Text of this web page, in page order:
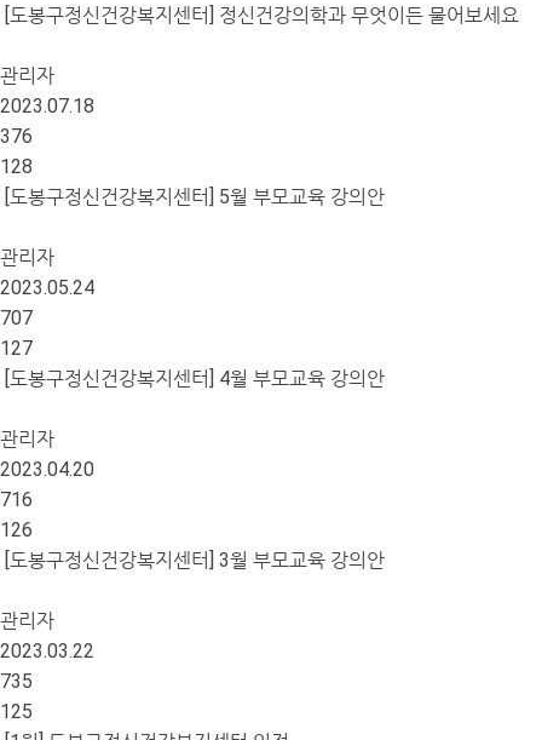
[도봉구정신건강복지센터] 정신건강의학과 무엇이든 물어보세요
관리자
2023.07.18
376
128
[도봉구정신건강복지센터] 5월 부모교육 강의안
관리자
2023.05.24
707
127
[도봉구정신건강복지센터] 4월 부모교육 강의안
관리자
2023.04.20
716
126
[도봉구정신건강복지센터] 3월 부모교육 강의안
관리자
2023.03.22
735
125